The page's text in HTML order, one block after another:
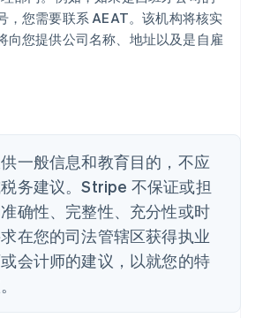
，您需要联系 AEAT。该机构将核实
向您提供公司名称、地址以及是自雇
一般信息和教育目的，不应
务建议。Stripe 不保证或担
确性、完整性、充分性或时
在您的司法管辖区获得执业
会计师的建议，以就您的特